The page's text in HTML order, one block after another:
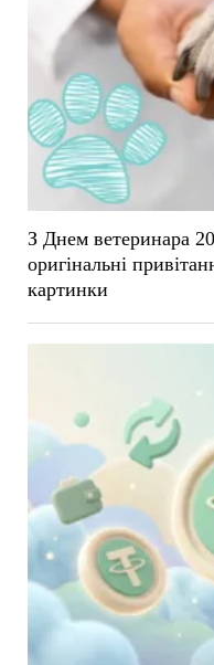
З Днем ветеринара
оригінальні
картинки